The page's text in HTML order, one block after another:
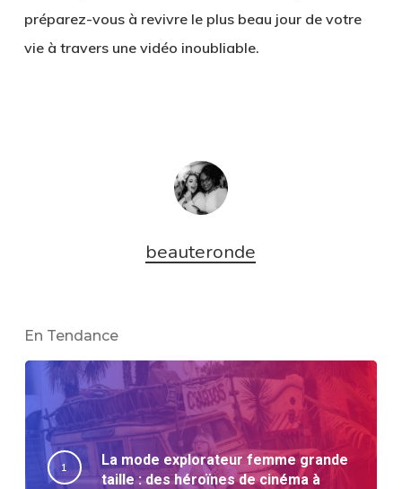
préparez-vous à revivre le plus beau jour de votre
vie à travers une vidéo inoubliable.
beauteronde
En Tendance
La mode explorateur femme grande
taille : des héroïnes de cinéma à